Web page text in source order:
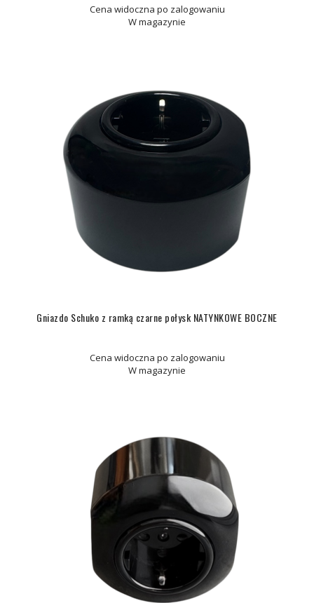
Cena widoczna po zalogowaniu
W magazynie
Gniazdo Schuko z ramką czarne połysk NATYNKOWE BOCZNE
Cena widoczna po zalogowaniu
W magazynie